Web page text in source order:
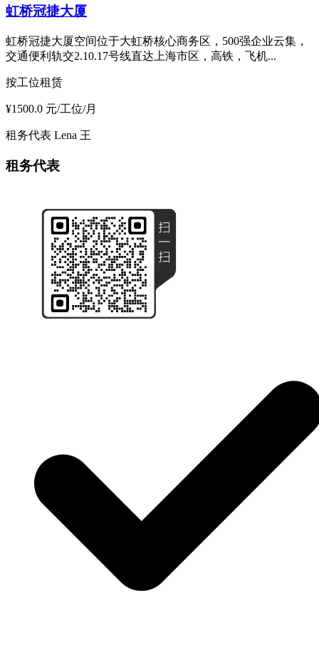
虹桥冠捷大厦
虹桥冠捷大厦空间位于大虹桥核心商务区，500强企业云集，
交通便利轨交2.10.17号线直达上海市区，高铁，飞机...
按工位租赁
¥1500.0 元/工位/月
租务代表 Lena 王
租务代表